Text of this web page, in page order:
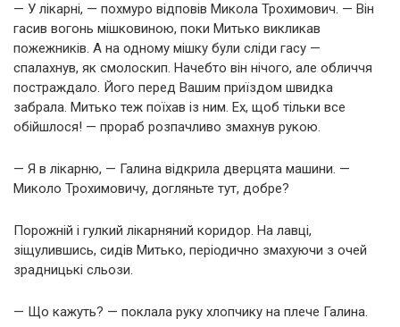
— У лікарні, — похмуро відповів Микола Трохимович. — Він
гасив вогонь мішковиною, поки Митько викликав
пожежників. А на одному мішку були сліди гасу —
спалахнув, як смолоскип. Начебто він нічого, але обличчя
постраждало. Його перед Вашим приїздом швидка
забрала. Митько теж поїхав із ним. Ех, щоб тільки все
обійшлося! — прораб розпачливо змахнув рукою.
— Я в лікарню, — Галина відкрила дверцята машини. —
Миколо Трохимовичу, догляньте тут, добре?
Порожній і гулкий лікарняний коридор. На лавці,
зіщулившись, сидів Митько, періодично змахуючи з очей
зрадницькі сльози.
— Що кажуть? — поклала руку хлопчику на плече Галина.